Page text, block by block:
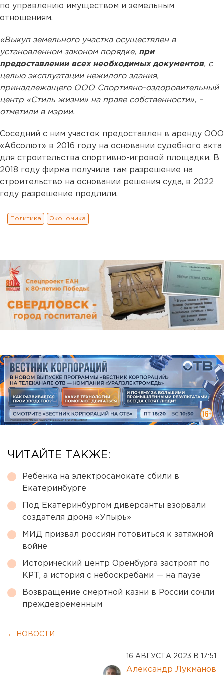
по управлению имуществом и земельным
отношениям.
«Выкуп земельного участка осуществлен в
установленном законом порядке, при
предоставлении всех необходимых документов, с
целью эксплуатации нежилого здания,
принадлежащего ООО Спортивно-оздоровительный
центр «Стиль жизни» на праве собственности», –
отметили в мэрии.
Соседний с ним участок предоставлен в аренду ООО
«Абсолют» в 2016 году на основании судебного акта
для строительства спортивно-игровой площадки. В
2018 году фирма получила там разрешение на
строительство на основании решения суда, в 2022
году разрешение продлили.
Политика Экономика
ЧИТАЙТЕ ТАКЖЕ:
Ребенка на электросамокате сбили в
Екатеринбурге
Под Екатеринбургом диверсанты взорвали
создателя дрона «Упырь»
МИД призвал россиян готовиться к затяжной
войне
Исторический центр Оренбурга застроят по
КРТ, а история с небоскребами — на паузе
Возвращение смертной казни в России сочли
преждевременным
← НОВОСТИ
16 АВГУСТА 2023 В 17:51
Александр Лукманов